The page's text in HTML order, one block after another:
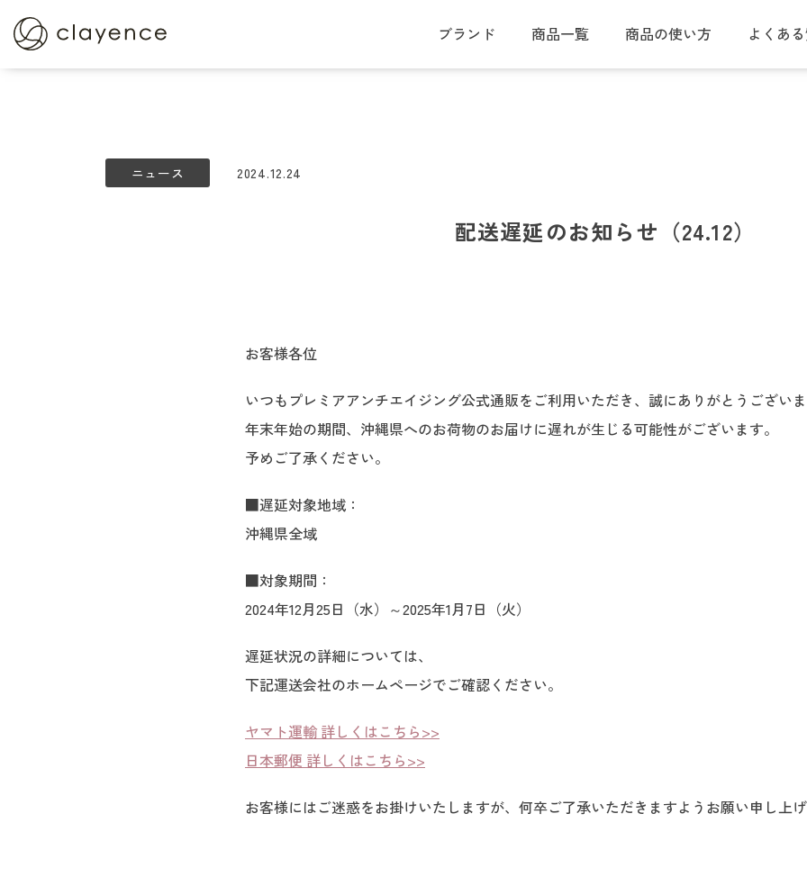
ブランド 商品一覧
クレイスパ カラーキープ
商品の使い方 よくあ
ニュース 2024.12.24
配送遅延のお知らせ（24.12）
お客様各位
いつもプレミアアンチエイジング公式通販をご利用いただき、誠にありがとうございま
年末年始の期間、沖縄県へのお荷物のお届けに遅れが生じる可能性がございます。
予めご了承ください。
■遅延対象地域：
沖縄県全域
■対象期間：
2024年12月25日（水）～2025年1月7日（火）
遅延状況の詳細については、
下記運送会社のホームページでご確認ください。
ヤマト運輸 詳しくはこちら>>
日本郵便 詳しくはこちら>>
お客様にはご迷惑をお掛けいたしますが、何卒ご了承いただきますようお願い申し上げ